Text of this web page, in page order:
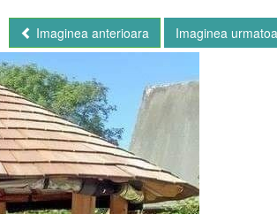
Imaginea anterioara Imaginea